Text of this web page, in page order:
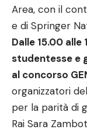
Area, con il
e di Springer
Dalle 15.00
studentesse e
al concorso
organizzatori
per la parità di
Rai Sara